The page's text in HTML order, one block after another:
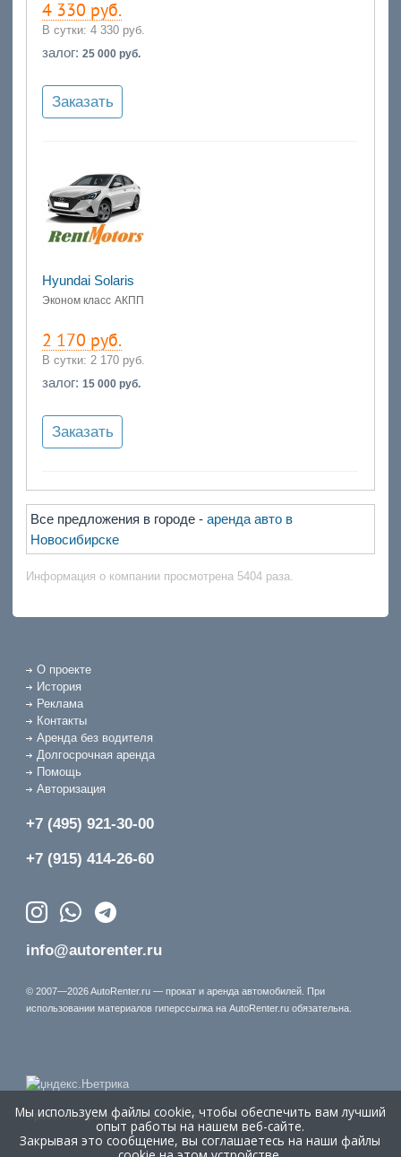
4 330 руб.
В сутки:4 330 руб.
залог:25 000 руб.
Заказать
Hyundai Solaris
Эконом класс АКПП
2 170 руб.
В сутки:2 170 руб.
залог:15 000 руб.
Заказать
Все предложения в городе - аренда авто в
Новосибирске
Информация о компании просмотрена 5404 раза.
О проекте
История
Реклама
Контакты
Аренда без водителя
Долгосрочная аренда
Помощь
Авторизация
+7 (495) 921-30-00
+7 (915) 414-26-60
info@autorenter.ru
© 2007—2026 AutoRenter.ru — прокат и аренда автомобилей. При
использовании материалов гиперссылка на AutoRenter.ru обязательна.
Время генерации страницы: 1.64 сек.
Мы используем файлы cookie, чтобы обеспечить вам лучший
опыт работы на нашем веб-сайте.
Закрывая это сообщение, вы соглашаетесь на наши файлы